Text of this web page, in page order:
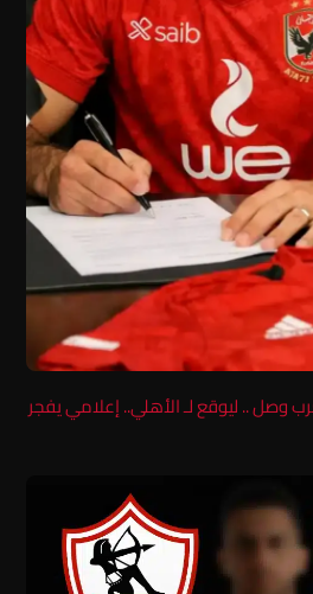
.. ليوقع لـ الأهلي.. إعلامي يفجر